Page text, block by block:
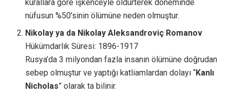
kurallara göre işkenceyle öldürterek döneminde
nüfusun %50’sinin ölümüne neden olmuştur.
Nikolay ya da Nikolay Aleksandroviç Romanov
Hükümdarlık Süresi: 1896-1917
Rusya’da 3 milyondan fazla insanın ölümüne doğrudan
sebep olmuştur ve yaptığı katliamlardan dolayı “Kanlı
Nicholas” olarak ta bilinir.